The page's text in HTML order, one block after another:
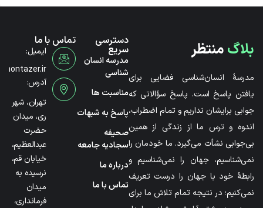
بلاگمنتظر
مدرسۀ انسان‌شناسی فضایی برای
یافتن پاسخ است. پاسخ سؤالاتی که
جوابی برایشان نداریم و تمام اضطراب،
اندوه و ترس ما از زندگی از همین
بی‌جوابی نشأت می‌گیرد. ما خودمان را
نمی‌شناسیم، جهان را نمی‌شناسیم و
رابطۀ خود با جهان را درست تعریف
نمی‌کنیم؛ در نتیجه تمام تلاش ما برای
دسترسی
سریع
مدرسه انسان
شناسی
مناسبت ها
پاسخ به شبهات
صحیفه
سجادیه جامعه
درباره ما
تماس با ما
تماس با ما
ایمیل:
آدرس:
تهران، شهر
ری، میدان
حضرت
عبدالعظیم،
خیابان قم،
نرسیده به
میدان
فرمانداری،